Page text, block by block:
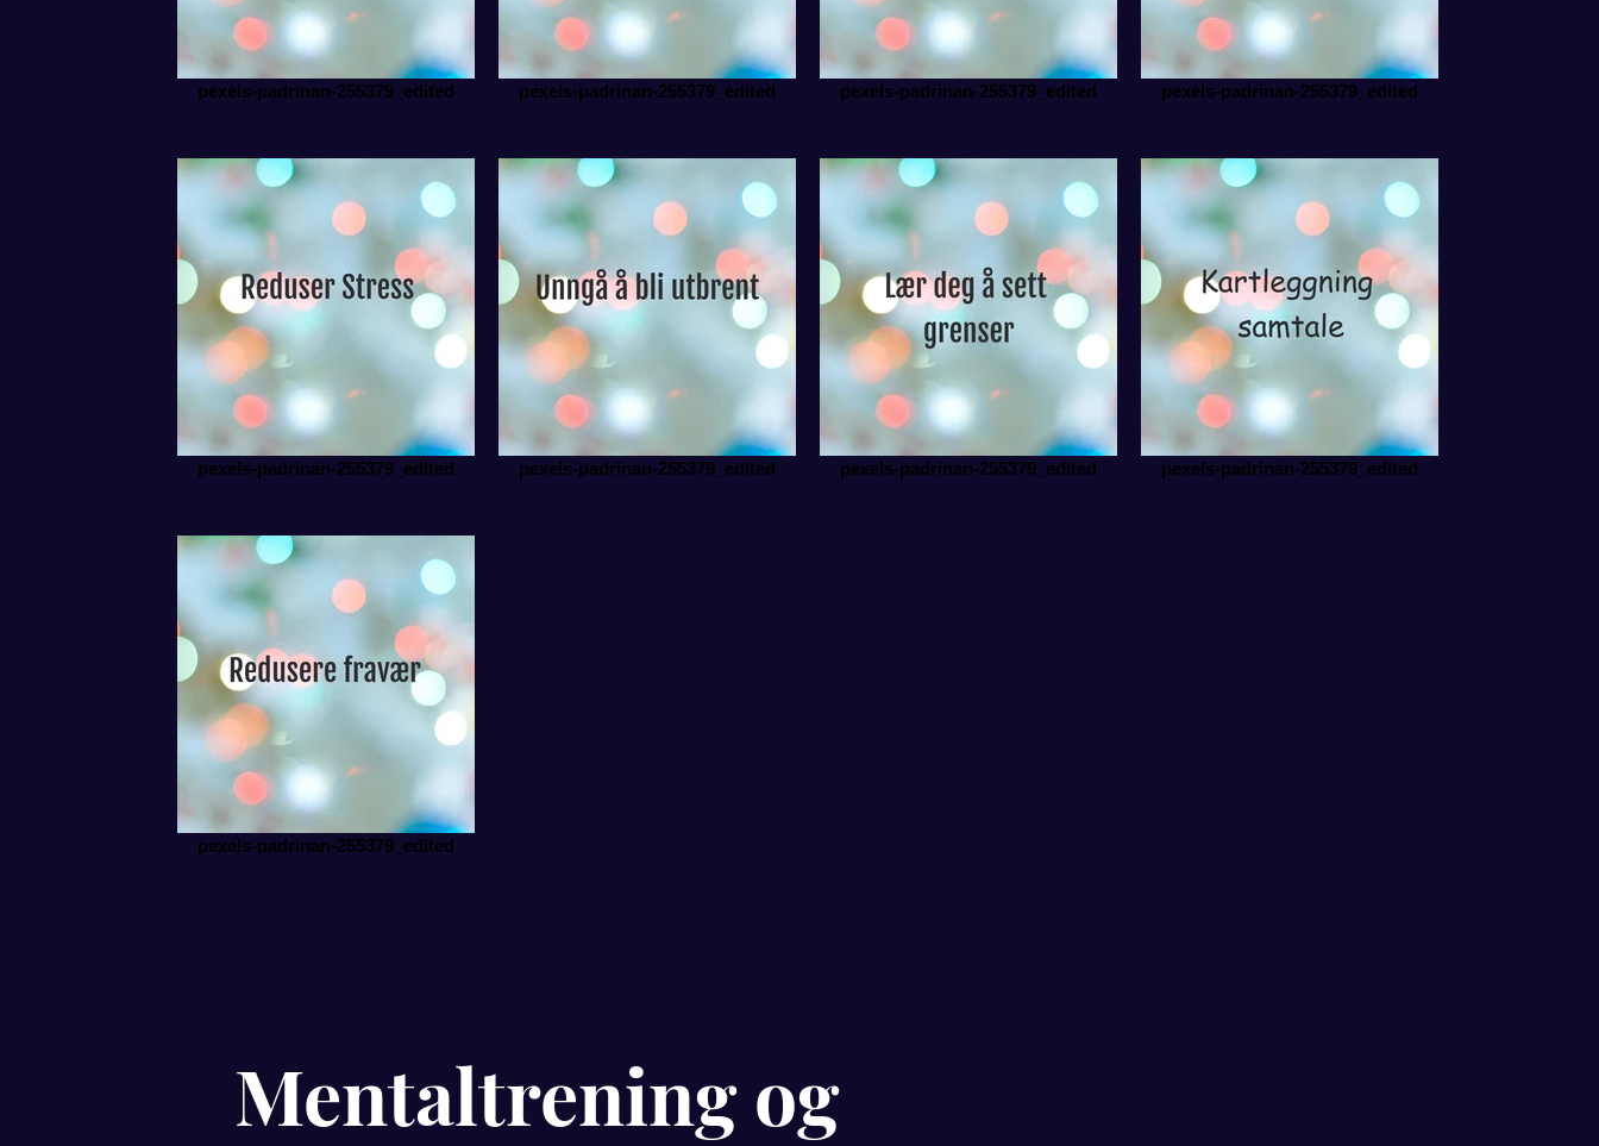
pexels-padrinan-255379_edited pexels-padrinan-255379_edited pexels-padrinan-255379_edited pexels-padrinan-255379_edited
pexels-padrinan-255379_edited pexels-padrinan-255379_edited pexels-padrinan-255379_edited pexels-padrinan-255379_edited
pexels-padrinan-255379_edited
Mentaltrening og